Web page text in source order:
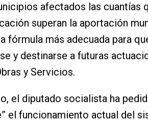
afectados las cuantías
superan la aportación
fórmula más adecuada para
y destinarse a futuras
y Servicios.
el diputado socialista ha
el funcionamiento actual del